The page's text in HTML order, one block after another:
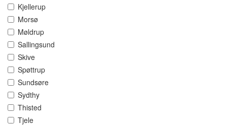
Kjellerup
Morsø
Møldrup
Sallingsund
Skive
Spøttrup
Sundsøre
Sydthy
Thisted
Tjele